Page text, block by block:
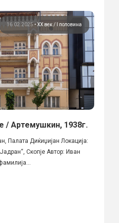
16.02.2025 • ХХ век / I половина
/ Артемушкин, 1938г.
Палата Диќиџијан Локација:
Скопје Автор: Иван